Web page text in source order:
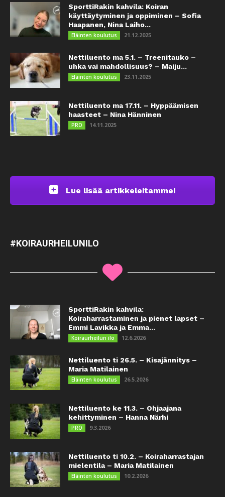
SporttiRakin kahvila: Koiran
käyttäytyminen ja oppiminen – Sofia
Haapanen, Nina Laiho...
Eläinten koulutus 21.12.2025
Nettiluento ma 5.1. – Treenitauko –
uhka vai mahdollisuus? – Maiju...
Eläinten koulutus 23.11.2025
Nettiluento ma 17.11. – Hyppäämisen
haasteet – Nina Hänninen
PRO 14.11.2025
Lue lisää artikkeleitamme!
#KOIRAURHEILUNILO
SporttiRakin kahvila:
Koiraharrastaminen ja pienet lapset –
Emmi Lavikka ja Emma...
Koiraurheilun ilo 12.6.2026
Nettiluento ti 26.5. – Kisajännitys –
Maria Matilainen
Eläinten koulutus 26.5.2026
Nettiluento ke 11.3. – Ohjaajana
kehittyminen – Hanna Närhi
PRO 9.3.2026
Nettiluento ti 10.2. – Koiraharrastajan
mielentila – Maria Matilainen
Eläinten koulutus 10.2.2026